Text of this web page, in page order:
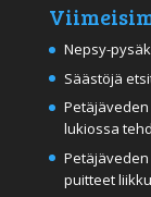
Nepsy-
Säästöjä
lukiossa
puitteet